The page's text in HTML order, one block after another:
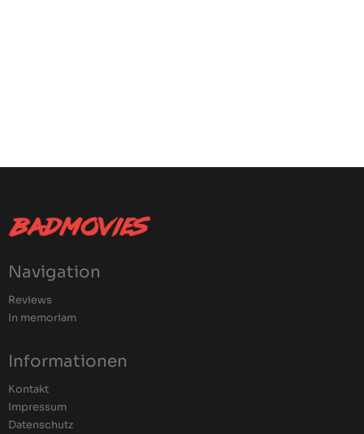
Navigation
Reviews
In memoriam
Informationen
Kontakt
Impressum
Datenschutz